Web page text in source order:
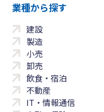
業種から探す
建設
製造
小売
卸売
飲食・宿泊
不動産
IT・情報通信